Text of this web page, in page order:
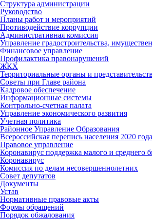
Структура администрации
Руководство
Планы работ и мероприятий
Противодействие коррупции
Административная комиссия
Управление градостроительства,
Финансовое управление
Профилактика правонарушений
ЖКХ
Территориальные органы и
Советы при Главе района
Кадровое обеспечение
Информационные системы
Контрольно-счетная палата
Управление экономического развития
Учетная политика
Районное Управление Образования
Всероссийская перепись населения 2020 года
Правовое управление
Коронавирус поддержка малого и среднего
Коронавирус
Комиссия по делам несовершеннолетних
Совет депутатов
Документы
Устав
Нормативные правовые акты
Формы обращений
Порядок обжалования